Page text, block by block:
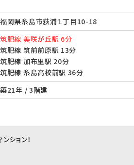
福岡県糸島市荻浦１丁目10-18
筑肥線 美咲が丘駅 6分
筑肥線 筑前前原駅 13分
筑肥線 加布里駅 20分
筑肥線 糸島高校前駅 36分
築21年 / 3階建
ション！